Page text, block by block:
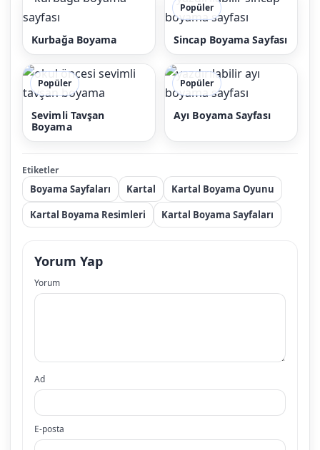
Kurbağa Boyama
Popüler
Sincap Boyama Sayfası
Popüler
Sevimli Tavşan
Boyama
Popüler
Ayı Boyama Sayfası
Etiketler
Boyama Sayfaları Kartal
Kartal Boyama Oyunu
Kartal Boyama Resimleri
Kartal Boyama Sayfaları
Yorum Yap
Yorum
Ad
E-posta